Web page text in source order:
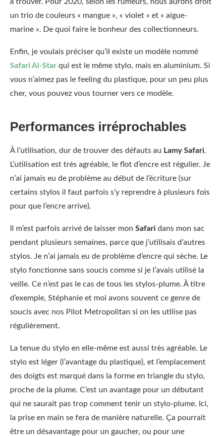
un trio de couleurs « mangue », « violet » et « aigue-
marine ». De quoi faire le bonheur des collectionneurs.
Enfin, je voulais préciser qu’il existe un modèle nommé
Safari Al-Star qui est le même stylo, mais en aluminium. Si
vous n’aimez pas le feeling du plastique, pour un peu plus
cher, vous pouvez vous tourner vers ce modèle.
Performances irréprochables
À l’utilisation, dur de trouver des défauts au Lamy Safari.
L’utilisation est très agréable, le flot d’encre est régulier. Je
n’ai jamais eu de problème au début de l’écriture (sur
certains stylos il faut parfois s’y reprendre à plusieurs fois
pour que l’encre arrive).
Il m’est parfois arrivé de laisser mon Safari dans mon sac
pendant plusieurs semaines, parce que j’utilisais d’autres
stylos. Je n’ai jamais eu de problème d’encre qui sèche. Le
stylo fonctionne sans soucis comme si je l’avais utilisé la
veille. Ce n’est pas le cas de tous les stylos-plume. À titre
d’exemple, Stéphanie et moi avons souvent ce genre de
soucis avec nos Pilot Metropolitan si on les utilise pas
régulièrement.
La tenue du stylo en elle-même est aussi très agréable. Le
stylo est léger (l’avantage du plastique), et l’emplacement
des doigts est marqué dans la forme en triangle du stylo,
proche de la plume. C’est un avantage pour un débutant
qui ne saurait pas trop comment tenir un stylo-plume. Ici,
la prise en main se fera de manière naturelle. Ça pourrait
être un désavantage pour un gaucher, ou pour une